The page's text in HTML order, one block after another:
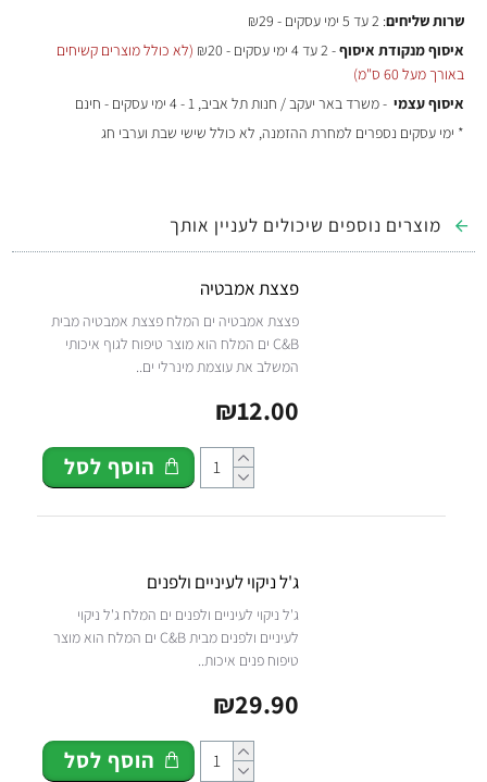
שרות שליחים: 2 עד 5 ימי עסקים - ₪29
איסוף מנקודת איסוף- 2 עד 4 ימי עסקים - ₪20
(לא כולל מוצרים קשיחים
באורך מעל 60 ס"מ)
איסוף עצמי - משרד באר יעקב / חנות תל אביב, 1 - 4 ימי עסקים - חינם
* ימי עסקים נספרים למחרת ההזמנה, לא כולל שישי שבת וערבי חג
מוצרים נוספים שיכולים לעניין אותך
פצצת אמבטיה
פצצת אמבטיה ים המלח פצצת אמבטיה מבית
C&B ים המלח הוא מוצר טיפוח לגוף איכותי
המשלב את עוצמת מינרלי ים..
₪12.00
הוסף לסל
ג'ל ניקוי לעיניים ולפנים
ג'ל ניקוי לעיניים ולפנים ים המלח ג'ל ניקוי
לעיניים ולפנים מבית C&B ים המלח הוא מוצר
טיפוח פנים איכות..
₪29.90
הוסף לסל